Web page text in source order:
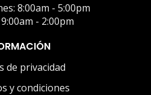
8:00am - 5:00pm
- 2:00pm
de privacidad
y condiciones